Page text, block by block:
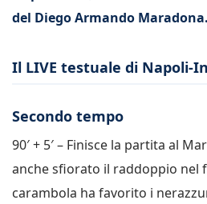
del Diego Armando Maradona.
Il LIVE testuale di Napoli-
Secondo tempo
90′ + 5′ – Finisce la partita al
anche sfiorato il raddoppio nel
carambola ha favorito i